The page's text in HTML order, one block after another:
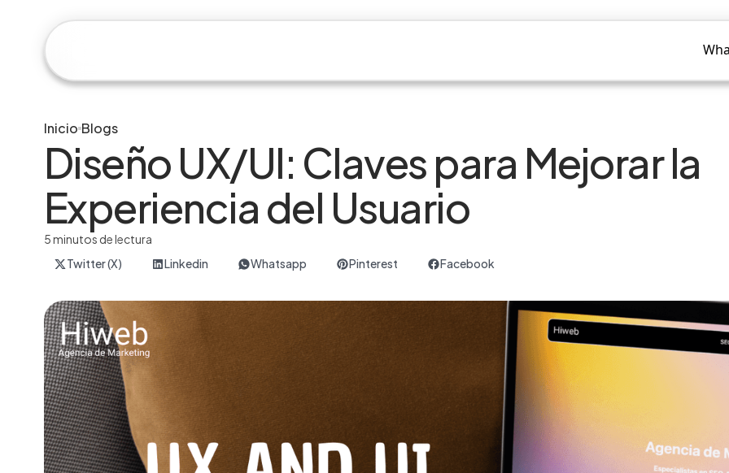
Inicio Blogs
Diseño UX/UI: Claves para Mejorar la
Experiencia del Usuario
5 minutos de lectura
Twitter (X)
Linkedin Whatsapp Pinterest Facebook